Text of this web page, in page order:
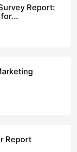
opportunities of this
Cooperation Forum
Conduct Authority
aims to inform and
plan
with people or other
Report:
for
Report